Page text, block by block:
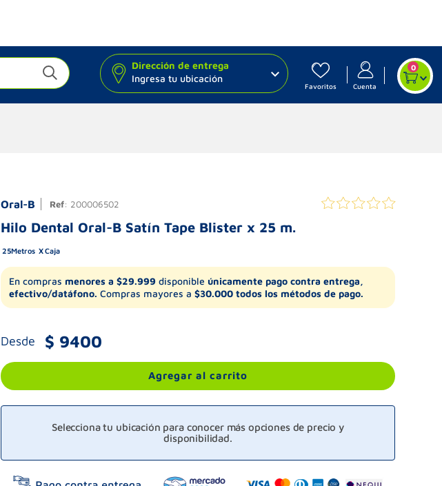
Dirección de entrega
Ingresa tu ubicación
Favoritos Cuenta
0
Oral-B Ref: 200006502
Hilo Dental Oral-B Satín Tape Blister x 25 m.
25Metros Caja
En compras menores a $29.999 disponible únicamente pago contra entrega,
efectivo/datáfono. Compras mayores a $30.000 todos los métodos de pago.
Desde $ 9400
Agregar al carrito
Selecciona tu ubicación para conocer más opciones de precio y
disponibilidad.